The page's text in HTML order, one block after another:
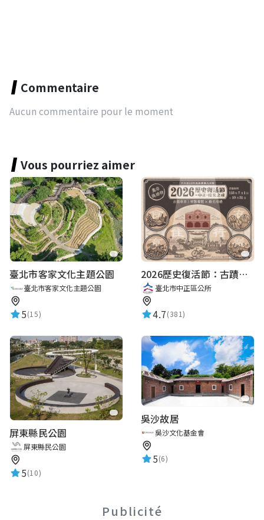
Commentaire
Aucun commentaire pour le moment
Vous pourriez aimer
臺北市客家文化主題公園
臺北市客家文化主題公園
5(15)
2026歷史復活節：古蹟尋章 | 智慧導覽 × 拾光尋禮
臺北市中正區公所
4.7(381)
屏東縣民公園
屏東縣民公園
5(10)
吳沙故居
吳沙文化基金會
5(6)
Publicité